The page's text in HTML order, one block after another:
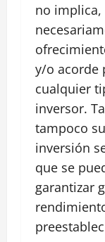
no implica,
y/o acorde
cualquier
inversor.
tampoco
inversión
que se
garantizar